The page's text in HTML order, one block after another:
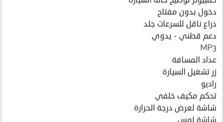
دخول بدون مفتاح
ذراع ناقل للسرعات جلد
دعم قطني - يدوي
MP3
عداد المسافة
زر تشغيل السيارة
راديو
تحكم مكيف خلفي
شاشة لعرض درجة الحرارة